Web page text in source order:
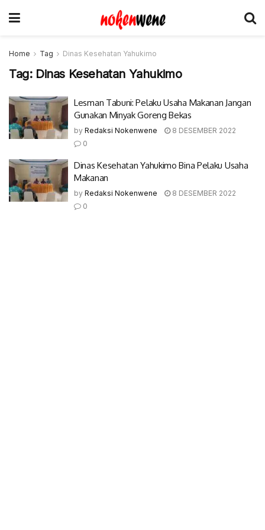
Home Tag Dinas Kesehatan Yahukimo
Tag: Dinas Kesehatan Yahukimo
Lesman Tabuni: Pelaku Usaha Makanan Jangan
Gunakan Minyak Goreng Bekas
by Redaksi Nokenwene
8 DESEMBER 2022
0
Dinas Kesehatan Yahukimo Bina Pelaku Usaha
Makanan
by Redaksi Nokenwene
8 DESEMBER 2022
0